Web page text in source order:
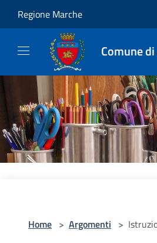
Regione Marche
Comune
Home > Argomenti >